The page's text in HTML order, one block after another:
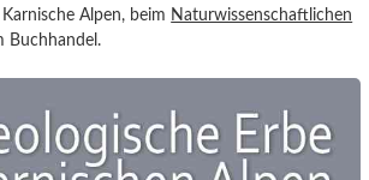
Alpen, beim Naturwissenschaftlichen
Buchhandel.